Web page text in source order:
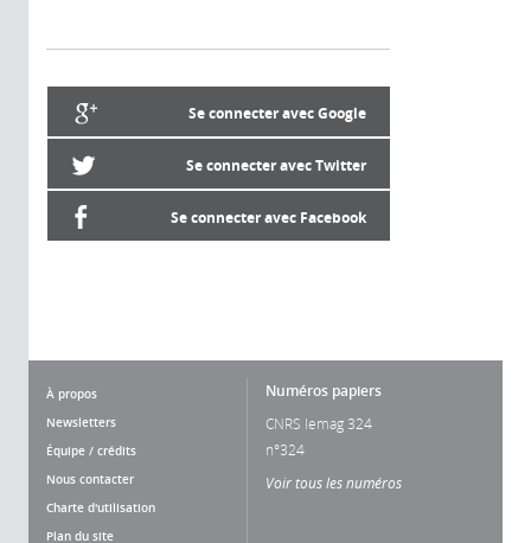
Se connecter avec Google
Se connecter avec Twitter
Se connecter avec Facebook
À propos
Newsletters
Équipe / crédits
Nous contacter
Charte d'utilisation
Plan du site
Numéros papiers
CNRS lemag 324
n°324
Voir tous les numéros